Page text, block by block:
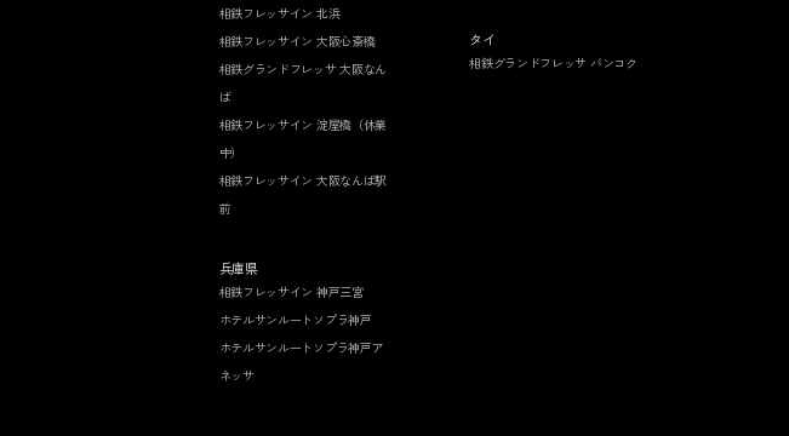
相鉄フレッサイン 北浜
相鉄フレッサイン 大阪心斎橋
相鉄グランドフレッサ 大阪なん
ば
相鉄フレッサイン 淀屋橋（休業
中）
相鉄フレッサイン 大阪なんば駅
前
兵庫県
相鉄フレッサイン 神戸三宮
ホテルサンルートソプラ神戸
ホテルサンルートソプラ神戸ア
ネッサ
タイ
相鉄グランドフレッサ バンコク